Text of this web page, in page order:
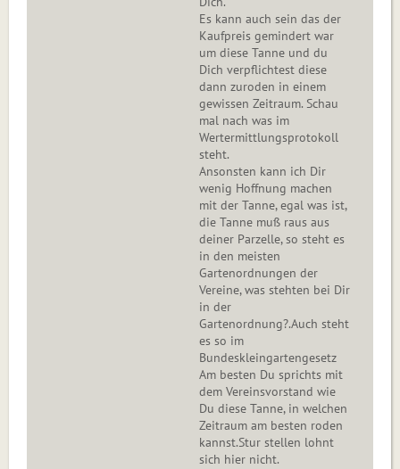
Es kann auch sein das der
Kaufpreis gemindert war
um diese Tanne und du
Dich verpflichtest diese
dann zuroden in einem
gewissen Zeitraum. Schau
mal nach was im
Wertermittlungsprotokoll
steht.
Ansonsten kann ich Dir
wenig Hoffnung machen
mit der Tanne, egal was ist,
die Tanne muß raus aus
deiner Parzelle, so steht es
in den meisten
Gartenordnungen der
Vereine, was stehten bei Dir
in der
Gartenordnung?.Auch steht
es so im
Bundeskleingartengesetz
Am besten Du sprichts mit
dem Vereinsvorstand wie
Du diese Tanne, in welchen
Zeitraum am besten roden
kannst.Stur stellen lohnt
sich hier nicht.